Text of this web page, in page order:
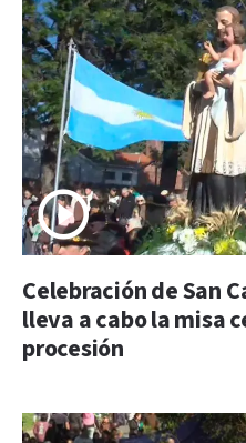
Celebración de San
lleva a cabo la misa
procesión